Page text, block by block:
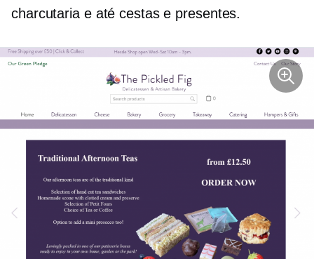
charcutaria e até cestas e presentes.